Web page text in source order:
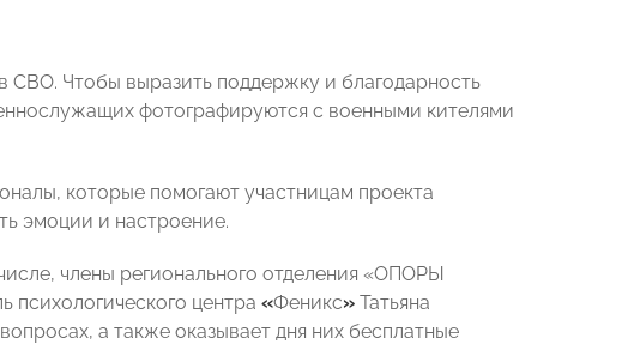
Чтобы выразить поддержку и благодарность
фотографируются с военными кителями
которые помогают участницам проекта
эмоции и настроение.
члены регионального отделения «ОПОРЫ
центра «Феникс» Татьяна
а также оказывает дня них бесплатные